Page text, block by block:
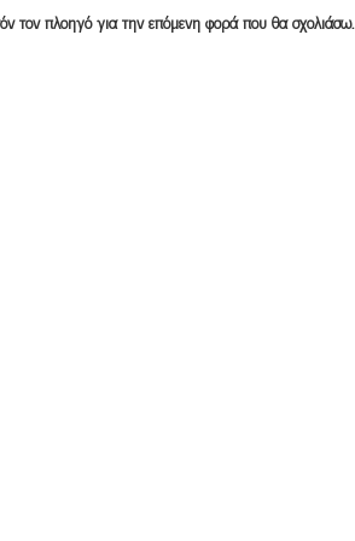
τον πλοηγό για την επόμενη φορά που θα σχολιάσω.